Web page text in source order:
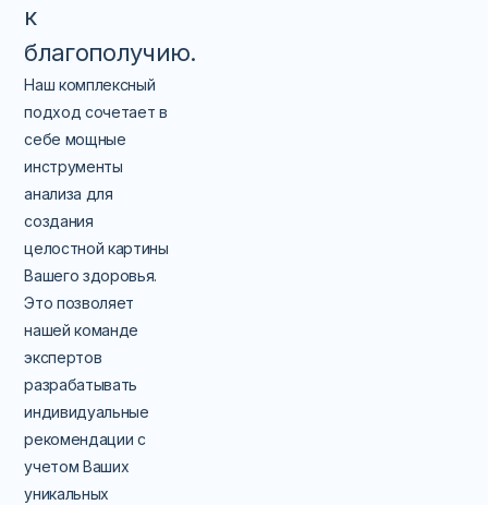
к
благополучию.
Наш комплексный
подход сочетает в
себе мощные
инструменты
анализа для
создания
целостной картины
Вашего здоровья.
Это позволяет
нашей команде
экспертов
разрабатывать
индивидуальные
рекомендации с
учетом Ваших
уникальных